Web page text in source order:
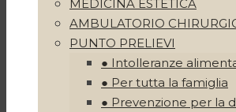
MEDICINA ESTETICA
AMBULATORIO
PUNTO PRELIEVI
● Intolleranze
● Per tutta la famiglia
● Prevenzione per la